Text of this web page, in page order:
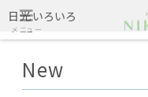
日光いろいろ
New
メニュー